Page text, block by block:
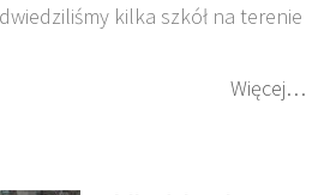
kilka szkół na terenie
Więcej…